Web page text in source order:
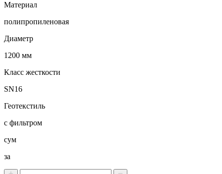
Материал
полипропиленовая
Диаметр
1200 мм
Класс жесткости
SN16
Геотекстиль
с фильтром
сум
за